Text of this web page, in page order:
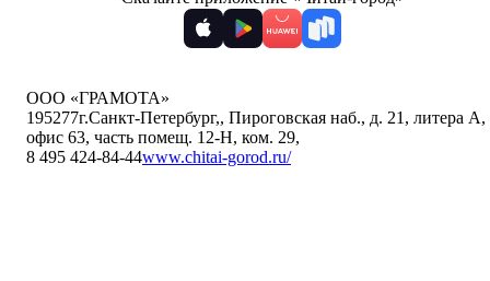
ООО «ГРАМОТА»
195277г.Санкт-Петербург,, Пироговская наб., д. 21, литера А,
офис 63, часть помещ. 12-Н, ком. 29,
8 495 424-84-44www.chitai-gorod.ru/